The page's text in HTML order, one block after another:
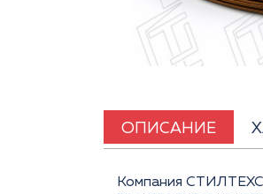
ОПИСАНИЕ
Компания